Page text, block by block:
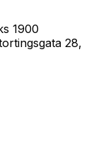
1900
28,